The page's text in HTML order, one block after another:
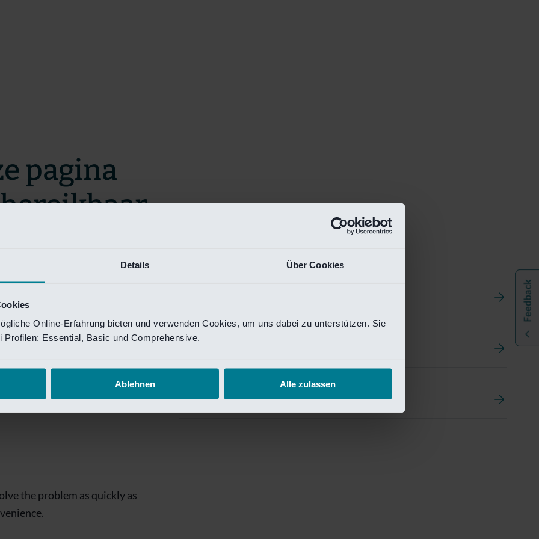
Details Über Cookies
Online-Erfahrung bieten und verwenden Cookies, um uns dabei zu unterstützen. Sie
Profilen: Essential, Basic und Comprehensive.
Ablehnen Alle zulassen
Investment Management
Van Lanschot Kempen Research
pagina
zo snel mogelijk te verhelpen.
te krijgen.
is
the problem as quickly as